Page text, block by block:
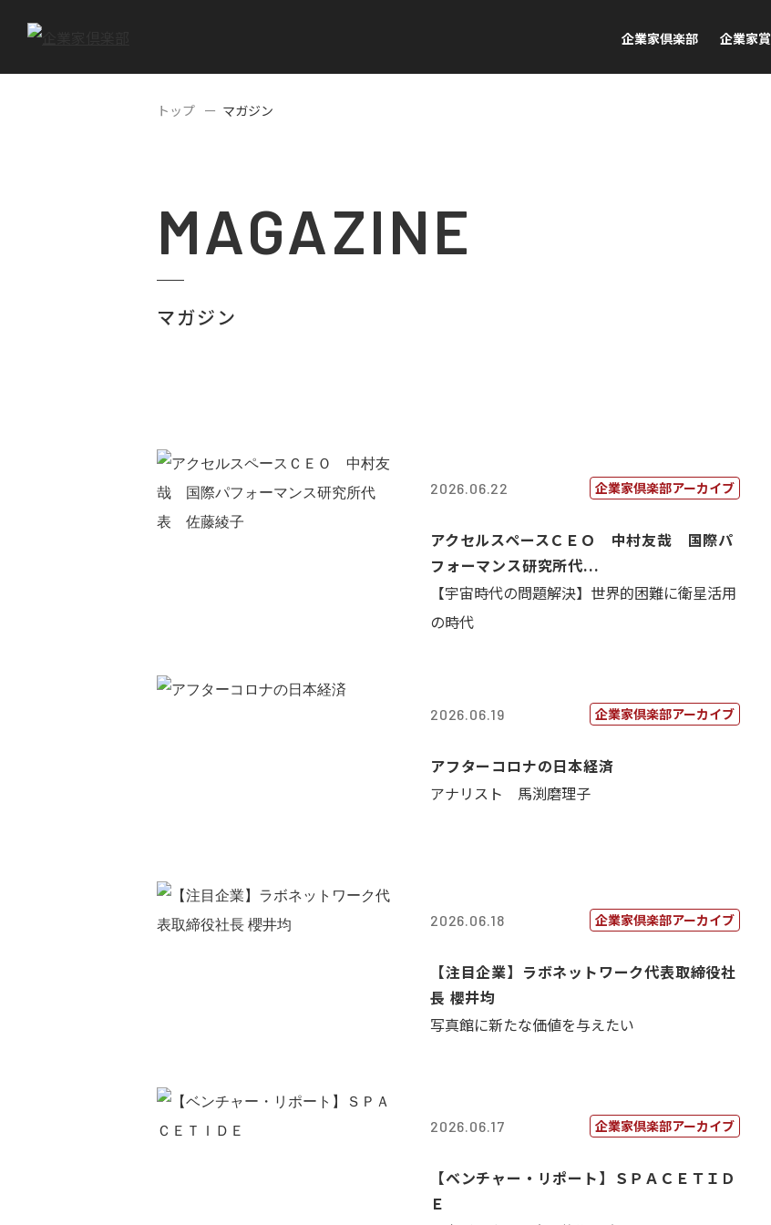
企業家倶楽部 企業家賞
トップ マガジン
MAGAZINE
マガジン
2026.06.22 企業家倶楽部アーカイブ
アクセルスペースＣＥＯ 中村友哉 国際パ
フォーマンス研究所代...
【宇宙時代の問題解決】世界的困難に衛星活用
の時代
2026.06.19 企業家倶楽部アーカイブ
アフターコロナの日本経済
アナリスト 馬渕磨理子
2026.06.18 企業家倶楽部アーカイブ
【注目企業】ラボネットワーク代表取締役社
長 櫻井均
写真館に新たな価値を与えたい
2026.06.17 企業家倶楽部アーカイブ
【ベンチャー・リポート】ＳＰＡＣＥＴＩＤ
Ｅ